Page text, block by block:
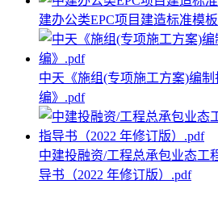
建办公类EPC项目建造标准模
中天《施组(专项施工方案)编
编》.pdf
中建投融资/工程总承包业态工
导书（2022 年修订版）.pdf